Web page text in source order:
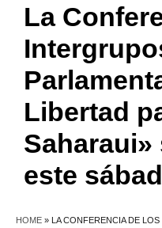
La
Libertad
Saharaui»
este
HOME » LA CONFERENCIA DE